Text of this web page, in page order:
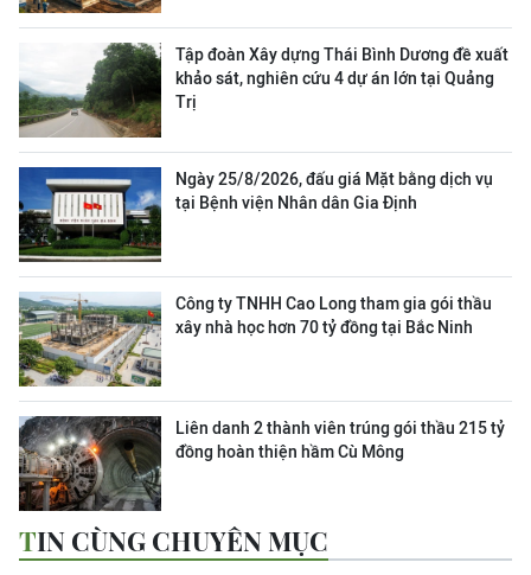
Tập đoàn Xây dựng Thái Bình Dương đề xuất
khảo sát, nghiên cứu 4 dự án lớn tại Quảng
Trị
Ngày 25/8/2026, đấu giá Mặt bằng dịch vụ
tại Bệnh viện Nhân dân Gia Định
Công ty TNHH Cao Long tham gia gói thầu
xây nhà học hơn 70 tỷ đồng tại Bắc Ninh
Liên danh 2 thành viên trúng gói thầu 215 tỷ
đồng hoàn thiện hầm Cù Mông
TIN CÙNG CHUYÊN MỤC